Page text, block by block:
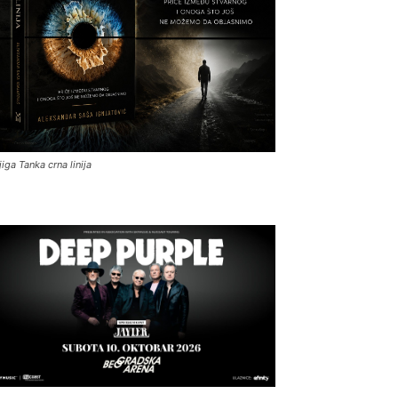
Tanka crna linija